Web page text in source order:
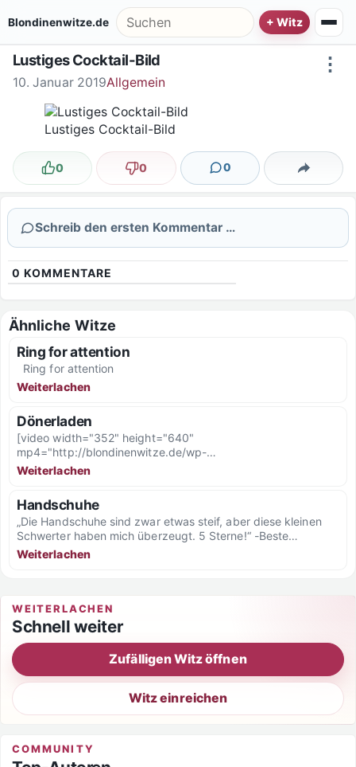
Blondinenwitze.de Suche nach:
⋮
Lustiges Cocktail-Bild
10. Januar 2019Allgemein
Lustiges Cocktail-Bild
Lustig
0 Nicht lustig
0 0
Kommentare Teilen
Schreib den ersten Kommentar …
0 KOMMENTARE
Ähnliche Witze
Ring for attention
Ring for attention
Weiterlachen
Dönerladen
[video width="352" height="640"
mp4="http://blondinenwitze.de/wp-
content/uploads/2019/09/VID-20190920-WA0000.mp4"]
Weiterlachen
Handschuhe
„Die Handschuhe sind zwar etwas steif, aber diese kleinen
Schwerter haben mich überzeugt. 5 Sterne!“ -Beste
Amazonbewertung für...
Weiterlachen
WEITERLACHEN
Schnell weiter
Zufälligen Witz öffnen
Witz einreichen
COMMUNITY